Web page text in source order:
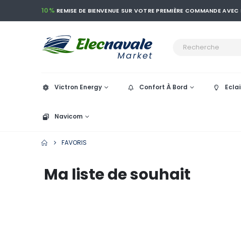
10% REMISE DE BIENVENUE SUR VOTRE PREMIÈRE COMMANDE
Victron Energy Confort À Bord
Navicom
FAVORIS
Ma liste de souhait